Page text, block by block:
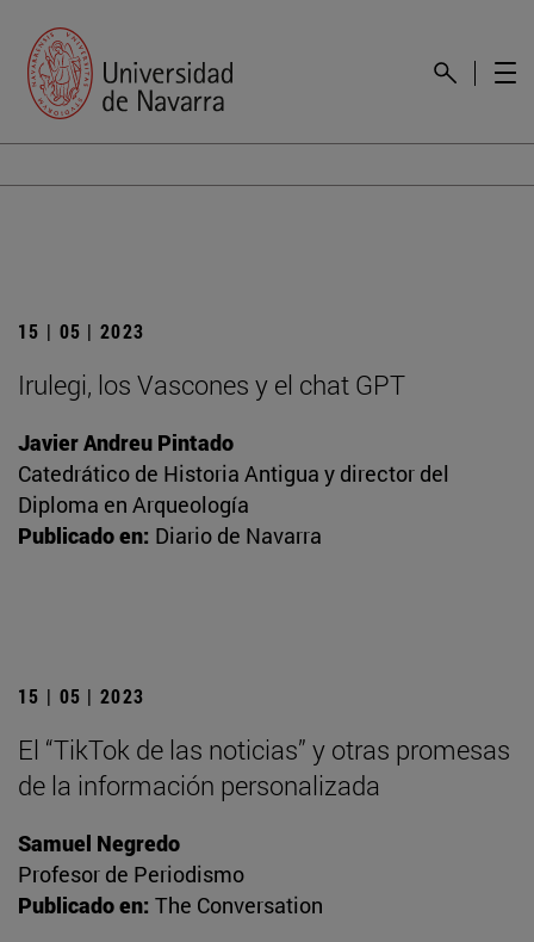
15 | 05 | 2023
Irulegi, los Vascones y el chat GPT
Javier Andreu Pintado
Catedrático de Historia Antigua y director del
Diploma en Arqueología
Publicado en: Diario de Navarra
15 | 05 | 2023
El “TikTok de las noticias” y otras promesas
de la información personalizada
Samuel Negredo
Profesor de Periodismo
Publicado en: The Conversation